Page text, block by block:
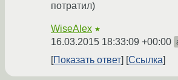
потратил)
WiseAlex ★
16.03.2015 18:33:09 +00:00
Показать ответ Ссылка